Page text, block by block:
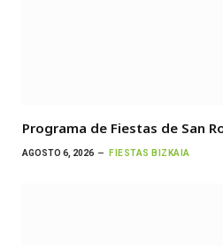
Programa de Fiestas de San
AGOSTO 6, 2026 FIESTAS BIZKAIA